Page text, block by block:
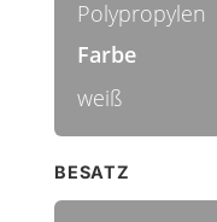
Polypropylen
Farbe
weiß
BESATZ